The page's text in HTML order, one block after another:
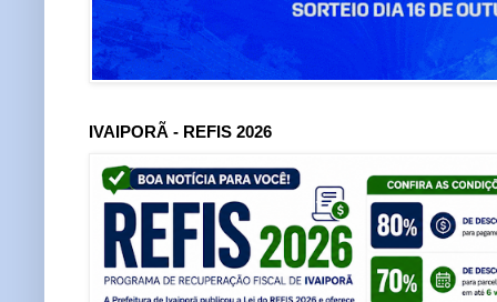
IVAIPORÃ - REFIS 2026